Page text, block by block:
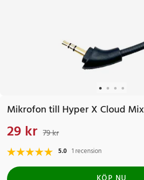
Mikrofon till Hyper X Cloud Mix
Nuvarande pris
29 kr 79 kr
5.0 1 recension